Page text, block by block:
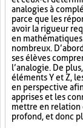
analogies à
parce que les
avoir la rigueur
en
nombreux.
ses élèves
l’analogie. De
éléments Y et Z,
en perspective
apprises et les
mettre en relation
profond, et donc